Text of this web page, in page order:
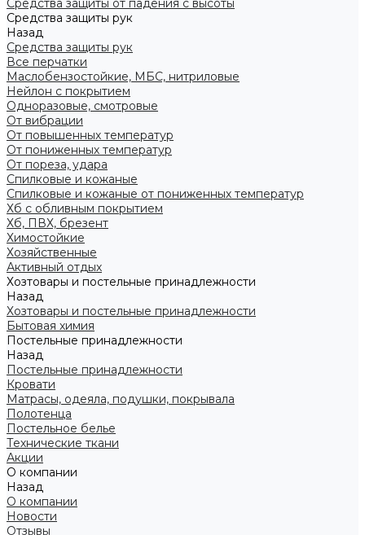
Средства защиты от падения с высоты
Средства защиты рук
Назад
Средства защиты рук
Все перчатки
Маслобензостойкие, МБС, нитриловые
Нейлон с покрытием
Одноразовые, смотровые
От вибрации
От повышенных температур
От пониженных температур
От пореза, удара
Спилковые и кожаные
Спилковые и кожаные от пониженных температур
Хб с обливным покрытием
Хб, ПВХ, брезент
Химостойкие
Хозяйственные
Активный отдых
Хозтовары и постельные принадлежности
Назад
Хозтовары и постельные принадлежности
Бытовая химия
Постельные принадлежности
Назад
Постельные принадлежности
Кровати
Матрасы, одеяла, подушки, покрывала
Полотенца
Постельное белье
Технические ткани
Акции
О компании
Назад
О компании
Новости
Отзывы